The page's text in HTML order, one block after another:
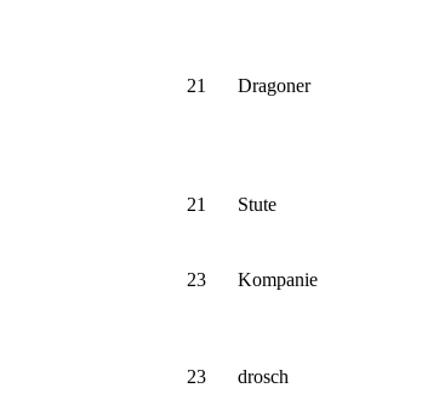
21 Dragoner
21 Stute
23 Kompanie
23 drosch